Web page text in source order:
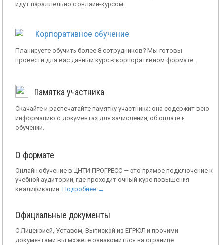
идут параллельно с онлайн-курсом.
Корпоративное обучение
Планируете обучить более 8 сотрудников? Мы готовы
провести для вас данный курс в корпоративном формате.
Памятка участника
Скачайте и распечатайте памятку участника: она содержит всю
информацию о документах для зачисления, об оплате и
обучении.
О формате
Онлайн обучение в ЦНТИ ПРОГРЕСС — это прямое подключение к
учебной аудитории, где проходит очный курс повышения
квалификации. Подробнее →
Официальные документы
С Лицензией, Уставом, Выпиской из ЕГРЮЛ и прочими
документами вы можете ознакомиться на странице